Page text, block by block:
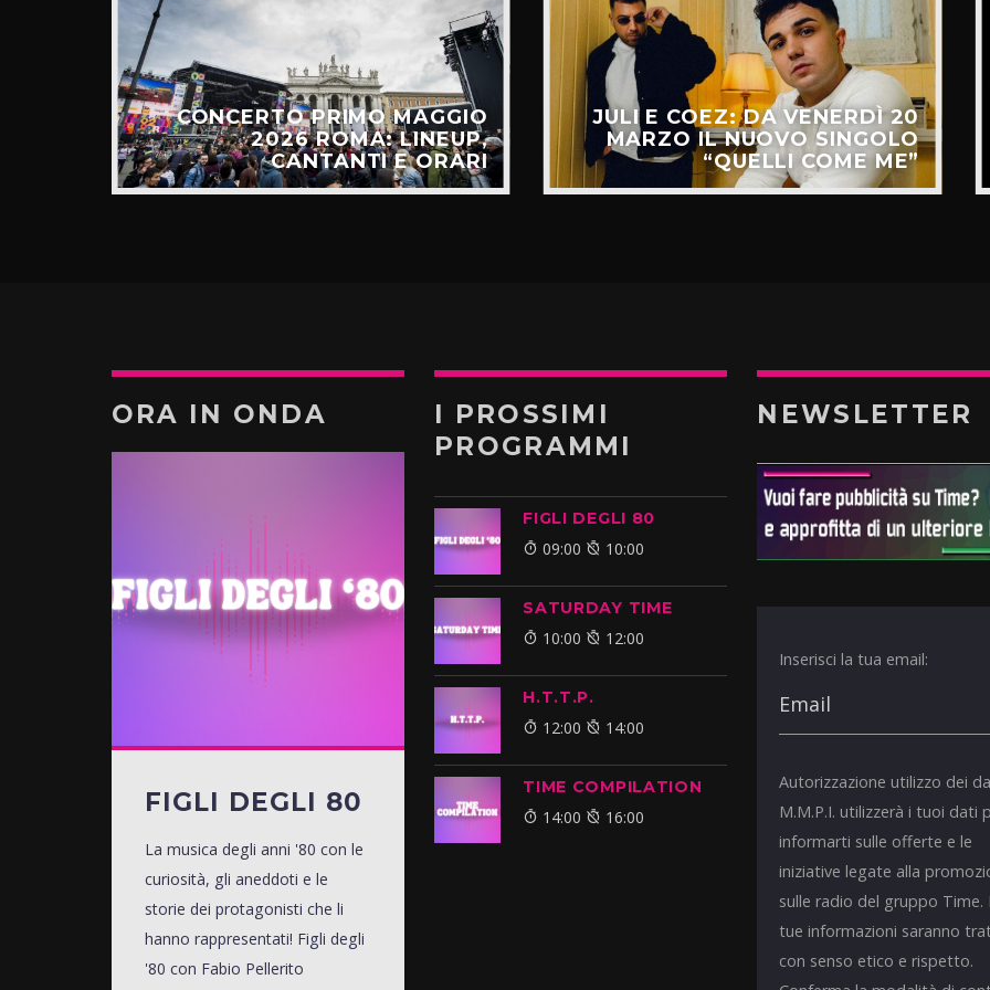
CONCERTO PRIMO MAGGIO
2026 ROMA: LINEUP,
CANTANTI E ORARI
JULI E COEZ: DA VENERDÌ 20
MARZO IL NUOVO SINGOLO
“QUELLI COME ME”
ORA IN ONDA
FIGLI DEGLI 80
La musica degli anni '80 con le
curiosità, gli aneddoti e le
storie dei protagonisti che li
hanno rappresentati! Figli degli
'80 con Fabio Pellerito
I PROSSIMI
PROGRAMMI
FIGLI DEGLI 80
09:00 10:00
SATURDAY TIME
10:00 12:00
H.T.T.P.
12:00 14:00
TIME COMPILATION
14:00 16:00
NEWSLETTER
Inserisci la tua email:
Autorizzazione utilizzo dei
M.M.P.I. utilizzerà i tuoi dati
informarti sulle offerte e le
iniziative legate alla
sulle radio del gruppo Time.
tue informazioni saranno
con senso etico e rispetto.